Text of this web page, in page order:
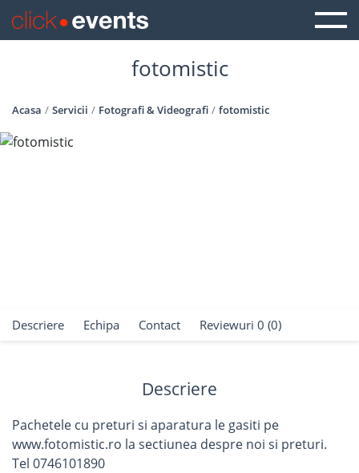
fotomistic
Acasa Servicii Fotografi & Videografi fotomistic
Descriere Echipa Contact Reviewuri 0 (0)
Descriere
Pachetele cu preturi si aparatura le gasiti pe
www.fotomistic.ro la sectiunea despre noi si preturi.
Tel 0746101890